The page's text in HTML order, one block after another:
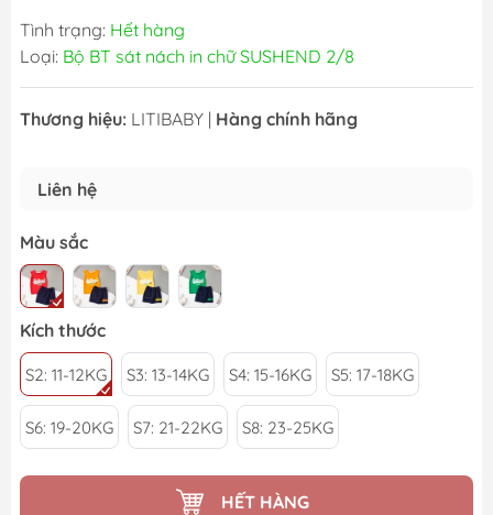
Tình trạng: Hết hàng
Loại: Bộ BT sát nách in chữ SUSHEND 2/8
Thương hiệu: LITIBABY | Hàng chính hãng
Liên hệ
Màu sắc
Kích thước
S2: 11-12KG S3: 13-14KG S4: 15-16KG S5: 17-18KG
S6: 19-20KG S7: 21-22KG S8: 23-25KG
HẾT HÀNG